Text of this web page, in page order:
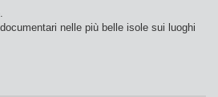
nelle più belle isole sui luoghi